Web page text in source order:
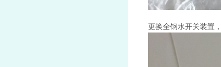
更换全钢水开关装置